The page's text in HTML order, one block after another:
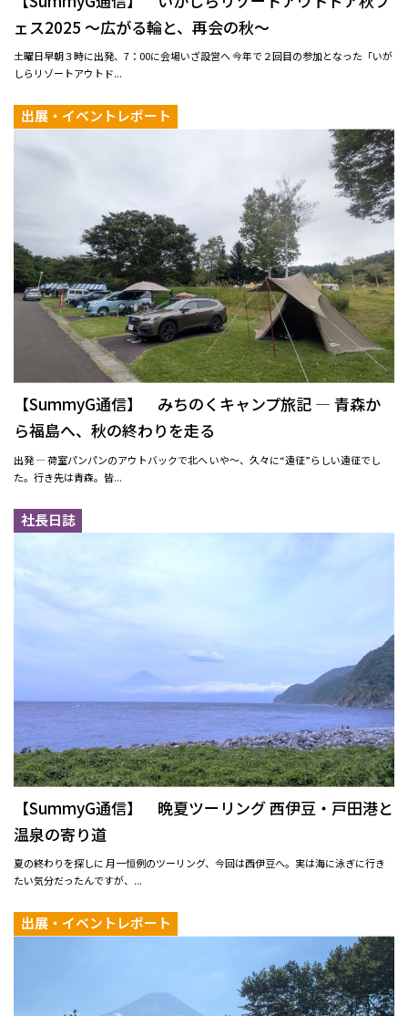
ェス2025 〜広がる輪と、再会の秋〜
土曜日早朝３時に出発、7：00に会場いざ設営へ 今年で２回目の参加となった「いが
しらリゾートアウトド...
出展・イベントレポート
【SummyG通信】 みちのくキャンプ旅記 ― 青森か
ら福島へ、秋の終わりを走る
出発 ― 荷室パンパンのアウトバックで北へ いや〜、久々に“遠征”らしい遠征でし
た。行き先は青森。皆...
社長日誌
【SummyG通信】 晩夏ツーリング 西伊豆・戸田港と
温泉の寄り道
夏の終わりを探しに 月一恒例のツーリング、今回は西伊豆へ。実は海に泳ぎに行き
たい気分だったんですが、...
出展・イベントレポート